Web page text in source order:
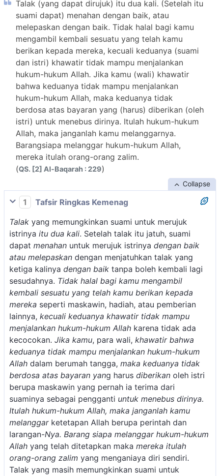
Talak (yang dapat dirujuk) itu dua kali. (Setelah itu
suami dapat) menahan dengan baik, atau
melepaskan dengan baik. Tidak halal bagi kamu
mengambil kembali sesuatu yang telah kamu
berikan kepada mereka, kecuali keduanya (suami
dan istri) khawatir tidak mampu menjalankan
hukum-hukum Allah. Jika kamu (wali) khawatir
bahwa keduanya tidak mampu menjalankan
hukum-hukum Allah, maka keduanya tidak
berdosa atas bayaran yang (harus) diberikan (oleh
istri) untuk menebus dirinya. Itulah hukum-hukum
Allah, maka janganlah kamu melanggarnya.
Barangsiapa melanggar hukum-hukum Allah,
mereka itulah orang-orang zalim.
(QS. [2] Al-Baqarah : 229)
Collapse
1
Tafsir Ringkas Kemenag
Talak yang memungkinkan suami untuk merujuk
istrinya itu dua kali. Setelah talak itu jatuh, suami
dapat menahan untuk merujuk istrinya dengan baik
atau melepaskan dengan menjatuhkan talak yang
ketiga kalinya dengan baik tanpa boleh kembali lagi
sesudahnya. Tidak halal bagi kamu mengambil
kembali sesuatu yang telah kamu berikan kepada
mereka seperti maskawin, hadiah, atau pemberian
lainnya, kecuali keduanya khawatir tidak mampu
menjalankan hukum-hukum Allah karena tidak ada
kecocokan. Jika kamu, para wali, khawatir bahwa
keduanya tidak mampu menjalankan hukum-hukum
Allah dalam berumah tangga, maka keduanya tidak
berdosa atas bayaran yang harus diberikan oleh istri
berupa maskawin yang pernah ia terima dari
suaminya sebagai pengganti untuk menebus dirinya.
Itulah hukum-hukum Allah, maka janganlah kamu
melanggarketetapan Allah berupa perintah dan
larangan-Nya. Barang siapa melanggar hukum-hukum
Allah yang telah ditetapkan maka mereka itulah
orang-orang zalim yang menganiaya diri sendiri.
Talak yang masih memungkinkan suami untuk